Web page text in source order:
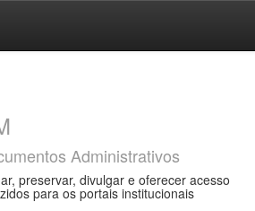
Administrativos
preservar, divulgar e oferecer acesso
para os portais institucionais